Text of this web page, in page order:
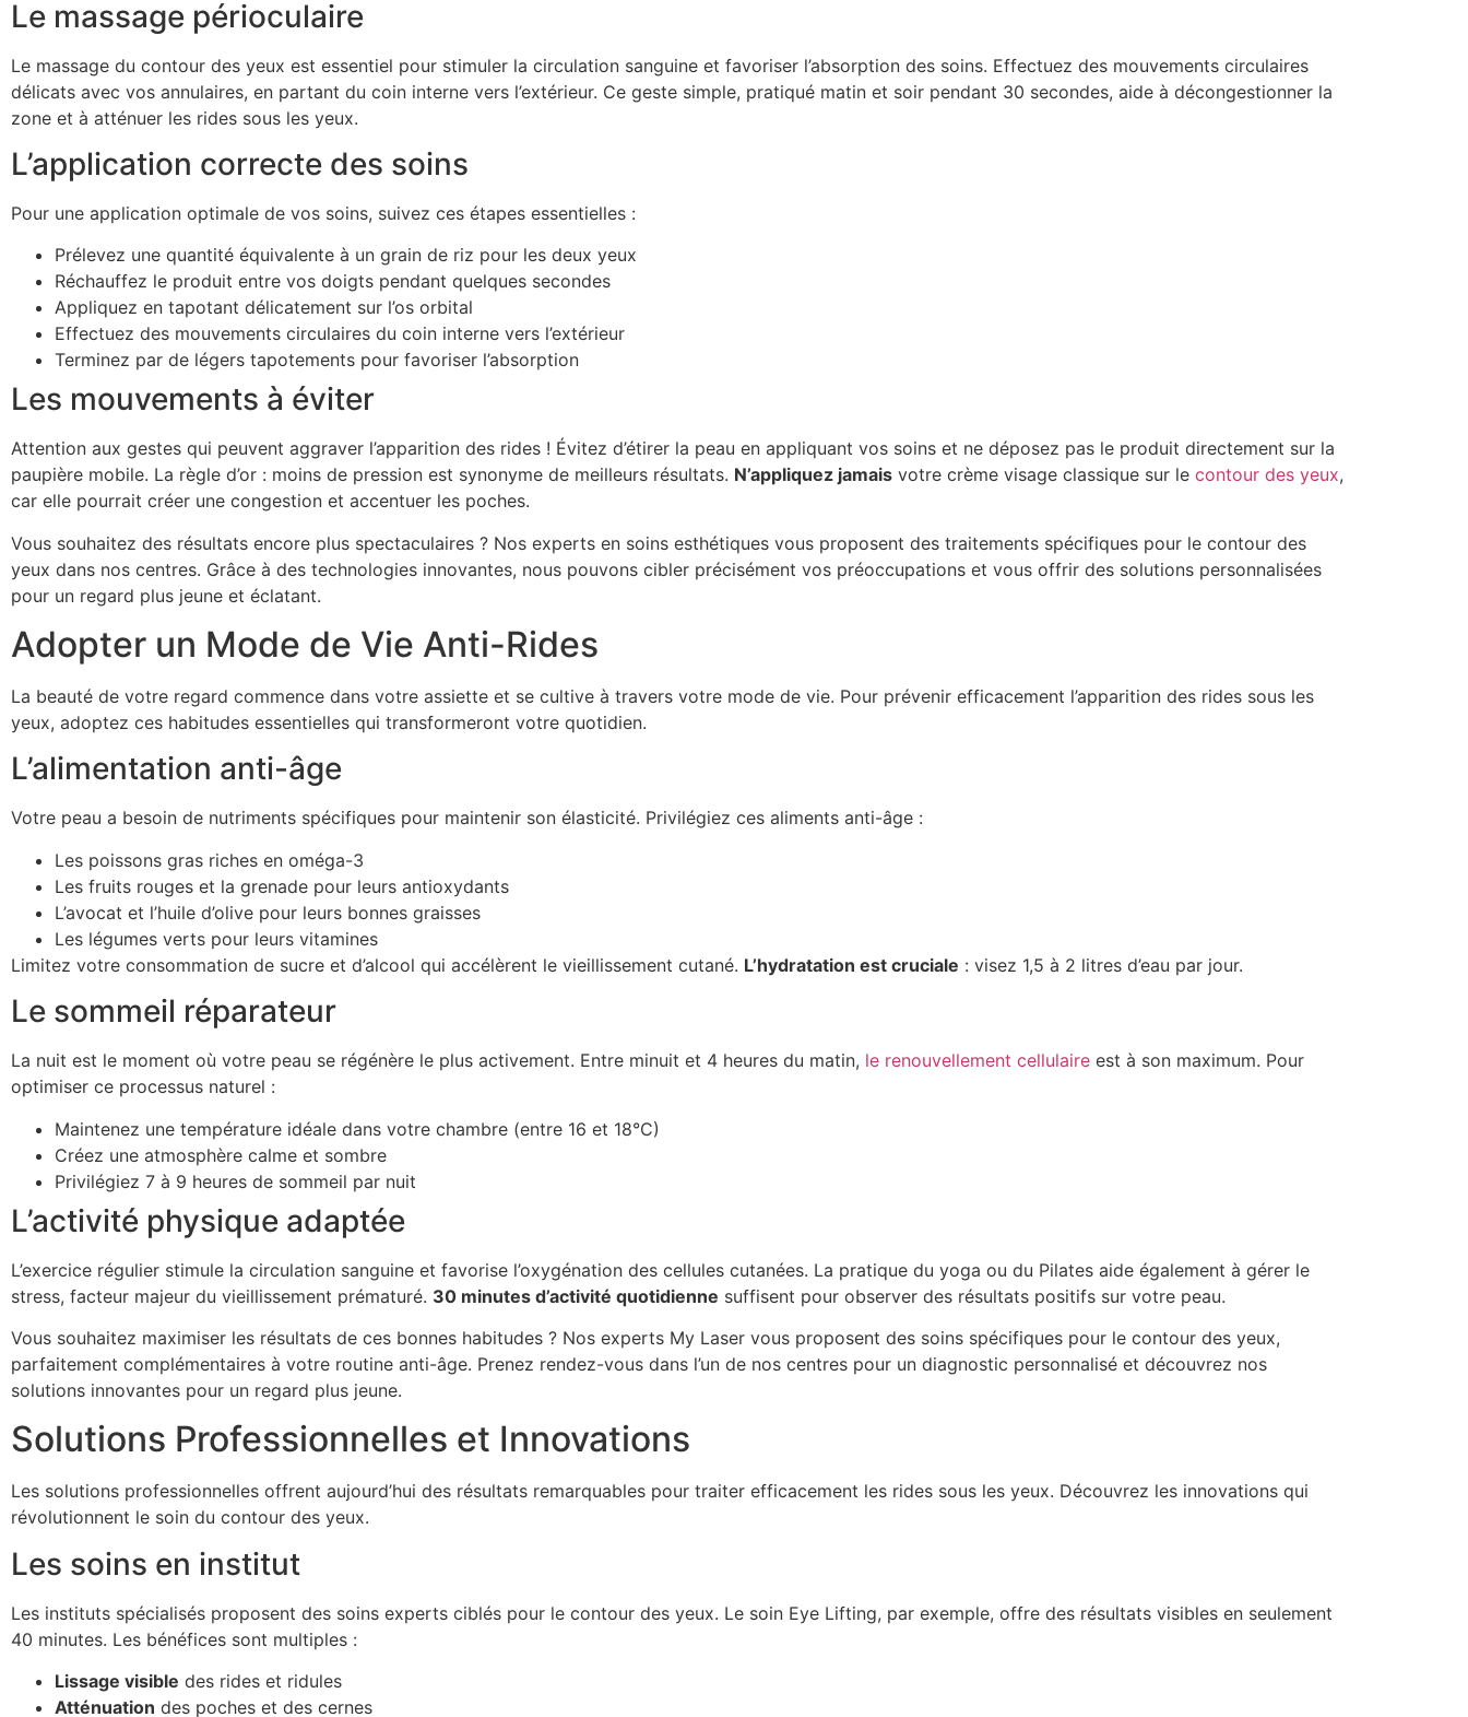
Le massage périoculaire
Le massage du contour des yeux est essentiel pour stimuler la circulation sanguine et favoriser l’absorption des soins. Effectuez des mouvements circulaires
délicats avec vos annulaires, en partant du coin interne vers l’extérieur. Ce geste simple, pratiqué matin et soir pendant 30 secondes, aide à décongestionner la
zone et à atténuer les rides sous les yeux.
L’application correcte des soins
Pour une application optimale de vos soins, suivez ces étapes essentielles :
Prélevez une quantité équivalente à un grain de riz pour les deux yeux
Réchauffez le produit entre vos doigts pendant quelques secondes
Appliquez en tapotant délicatement sur l’os orbital
Effectuez des mouvements circulaires du coin interne vers l’extérieur
Terminez par de légers tapotements pour favoriser l’absorption
Les mouvements à éviter
Attention aux gestes qui peuvent aggraver l’apparition des rides ! Évitez d’étirer la peau en appliquant vos soins et ne déposez pas le produit directement sur la
paupière mobile. La règle d’or : moins de pression est synonyme de meilleurs résultats. N’appliquez jamais votre crème visage classique sur le contour des yeux,
car elle pourrait créer une congestion et accentuer les poches.
Vous souhaitez des résultats encore plus spectaculaires ? Nos experts en soins esthétiques vous proposent des traitements spécifiques pour le contour des
yeux dans nos centres. Grâce à des technologies innovantes, nous pouvons cibler précisément vos préoccupations et vous offrir des solutions personnalisées
pour un regard plus jeune et éclatant.
Adopter un Mode de Vie Anti-Rides
La beauté de votre regard commence dans votre assiette et se cultive à travers votre mode de vie. Pour prévenir efficacement l’apparition des rides sous les
yeux, adoptez ces habitudes essentielles qui transformeront votre quotidien.
L’alimentation anti-âge
Votre peau a besoin de nutriments spécifiques pour maintenir son élasticité. Privilégiez ces aliments anti-âge :
Les poissons gras riches en oméga-3
Les fruits rouges et la grenade pour leurs antioxydants
L’avocat et l’huile d’olive pour leurs bonnes graisses
Les légumes verts pour leurs vitamines
Limitez votre consommation de sucre et d’alcool qui accélèrent le vieillissement cutané. L’hydratation est cruciale : visez 1,5 à 2 litres d’eau par jour.
Le sommeil réparateur
La nuit est le moment où votre peau se régénère le plus activement. Entre minuit et 4 heures du matin, le renouvellement cellulaire est à son maximum. Pour
optimiser ce processus naturel :
Maintenez une température idéale dans votre chambre (entre 16 et 18°C)
Créez une atmosphère calme et sombre
Privilégiez 7 à 9 heures de sommeil par nuit
L’activité physique adaptée
L’exercice régulier stimule la circulation sanguine et favorise l’oxygénation des cellules cutanées. La pratique du yoga ou du Pilates aide également à gérer le
stress, facteur majeur du vieillissement prématuré. 30 minutes d’activité quotidienne suffisent pour observer des résultats positifs sur votre peau.
Vous souhaitez maximiser les résultats de ces bonnes habitudes ? Nos experts My Laser vous proposent des soins spécifiques pour le contour des yeux,
parfaitement complémentaires à votre routine anti-âge. Prenez rendez-vous dans l’un de nos centres pour un diagnostic personnalisé et découvrez nos
solutions innovantes pour un regard plus jeune.
Solutions Professionnelles et Innovations
Les solutions professionnelles offrent aujourd’hui des résultats remarquables pour traiter efficacement les rides sous les yeux. Découvrez les innovations qui
révolutionnent le soin du contour des yeux.
Les soins en institut
Les instituts spécialisés proposent des soins experts ciblés pour le contour des yeux. Le soin Eye Lifting, par exemple, offre des résultats visibles en seulement
40 minutes. Les bénéfices sont multiples :
Lissage visible des rides et ridules
Atténuation des poches et des cernes